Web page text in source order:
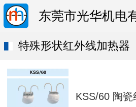
东莞市光华机电
特殊形状红外线加热器
KSS/60 陶